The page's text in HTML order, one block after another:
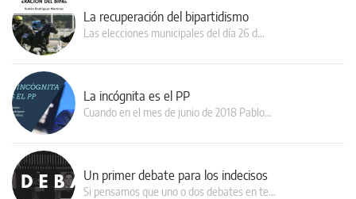
La recuperación del bipartidismo
Las elecciones municipales del día 26 d…
La incógnita es el PP
Cuando en el mes de junio de 2018 Pablo…
Un primer debate para los indecisos
Si pensamos que uno o dos debates en te…